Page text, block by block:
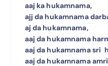
aaj ka hukamnama,
ajj da hukamnama
aj da hukamnama,
aaj da hukamnama
aaj da hukamnama sri
aaj da hukamnama